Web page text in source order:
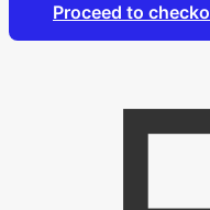
Proceed to